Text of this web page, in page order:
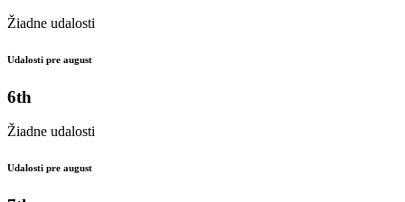
Žiadne udalosti
Udalosti pre august
6th
Žiadne udalosti
Udalosti pre august